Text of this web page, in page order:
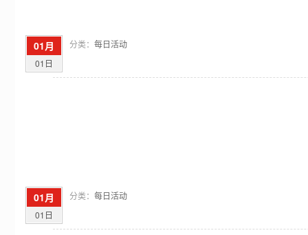
01月
01日
分类： 每日活动
01月
01日
分类： 每日活动